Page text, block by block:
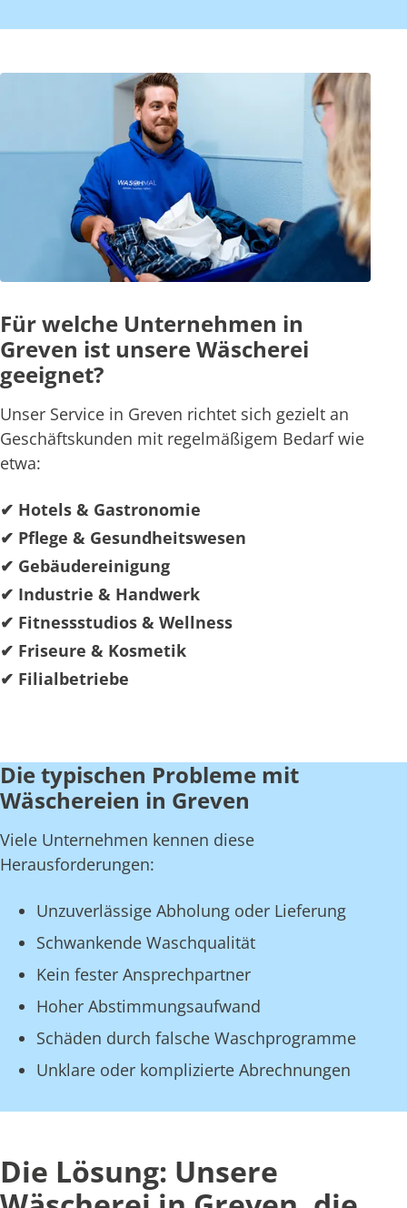
Für welche Unternehmen in
Greven ist unsere Wäscherei
geeignet?
Unser Service in Greven richtet sich gezielt an
Geschäftskunden mit regelmäßigem Bedarf wie
etwa:
✔ Hotels & Gastronomie
✔ Pflege & Gesundheitswesen
✔ Gebäudereinigung
✔ Industrie & Handwerk
✔ Fitnessstudios & Wellness
✔ Friseure & Kosmetik
✔ Filialbetriebe
Die typischen Probleme mit
Wäschereien in Greven
Viele Unternehmen kennen diese
Herausforderungen:
Unzuverlässige Abholung oder Lieferung
Schwankende Waschqualität
Kein fester Ansprechpartner
Hoher Abstimmungsaufwand
Schäden durch falsche Waschprogramme
Unklare oder komplizierte Abrechnungen
Die Lösung: Unsere